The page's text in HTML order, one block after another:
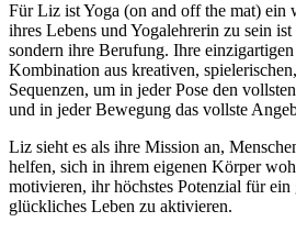
Für Liz ist Yoga (on and off the mat) ein
ihres Lebens und Yogalehrerin zu sein
sondern ihre Berufung. Ihre
Kombination aus kreativen,
Sequenzen, um in jeder Pose den
und in jeder Bewegung das vollste
Liz sieht es als ihre Mission an,
helfen, sich in ihrem eigenen Körper
motivieren, ihr höchstes Potenzial für ein
glückliches Leben zu aktivieren.